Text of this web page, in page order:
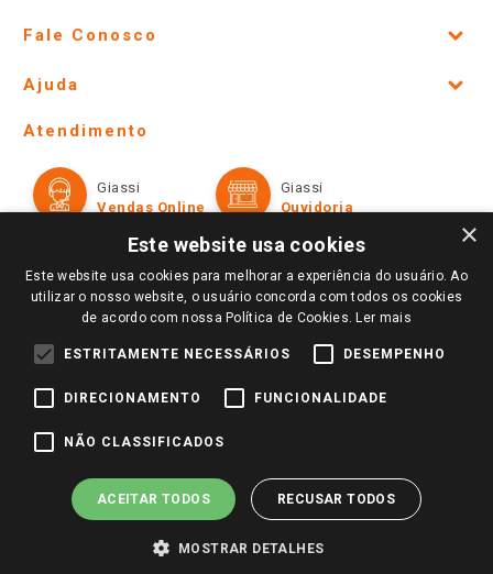
Fale Conosco
Lojas Físicas e Horários
Ofertas
Televendas
Perguntas frequentes
Trabalhe Conosco
Identidade Visual
Ajuda
Formas de Pagamento
Políticas de entrega
Trocas e Devoluções
Atendimento
Giassi
Vendas Online
Giassi
Ouvidoria
Redes Sociais
Pagamento e Segurança
×
Este website usa cookies
Este website usa cookies para melhorar a experiência do usuário. Ao
utilizar o nosso website, o usuário concorda com todos os cookies
de acordo com nossa Política de Cookies. Ler mais
ESTRITAMENTE NECESSÁRIOS DESEMPENHO
DIRECIONAMENTO FUNCIONALIDADE
NÃO CLASSIFICADOS
ACEITAR TODOS RECUSAR TODOS
MOSTRAR DETALHES